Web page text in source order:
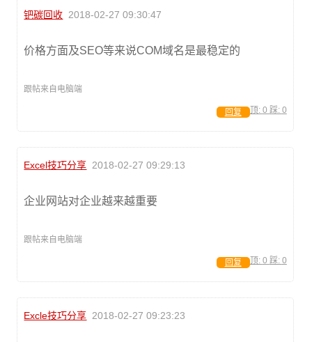
钯碳回收 2018-02-27 09:30:47
价格方面及SEO等来说COM域名是最稳定的
跟帖来自电脑端
顶: 0 踩: 0
回复
Excel技巧分享 2018-02-27 09:29:13
企业网站对企业越来越重要
跟帖来自电脑端
顶: 0 踩: 0
回复
Excle技巧分享 2018-02-27 09:23:23